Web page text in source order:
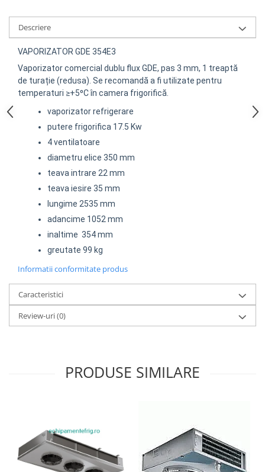
Descriere
VAPORIZATOR GDE 354E3
Vaporizator comercial dublu flux GDE, pas 3 mm, 1 treaptă
de turație (redusa). Se recomandă a fi utilizate pentru
temperaturi ≥+5⁰C în camera frigorifică.
vaporizator refrigerare
putere frigorifica 17.5 Kw
4 ventilatoare
diametru elice 350 mm
teava intrare 22 mm
teava iesire 35 mm
lungime 2535 mm
adancime 1052 mm
inaltime 354 mm
greutate 99 kg
Informatii conformitate produs
Caracteristici
Review-uri(0)
PRODUSE SIMILARE